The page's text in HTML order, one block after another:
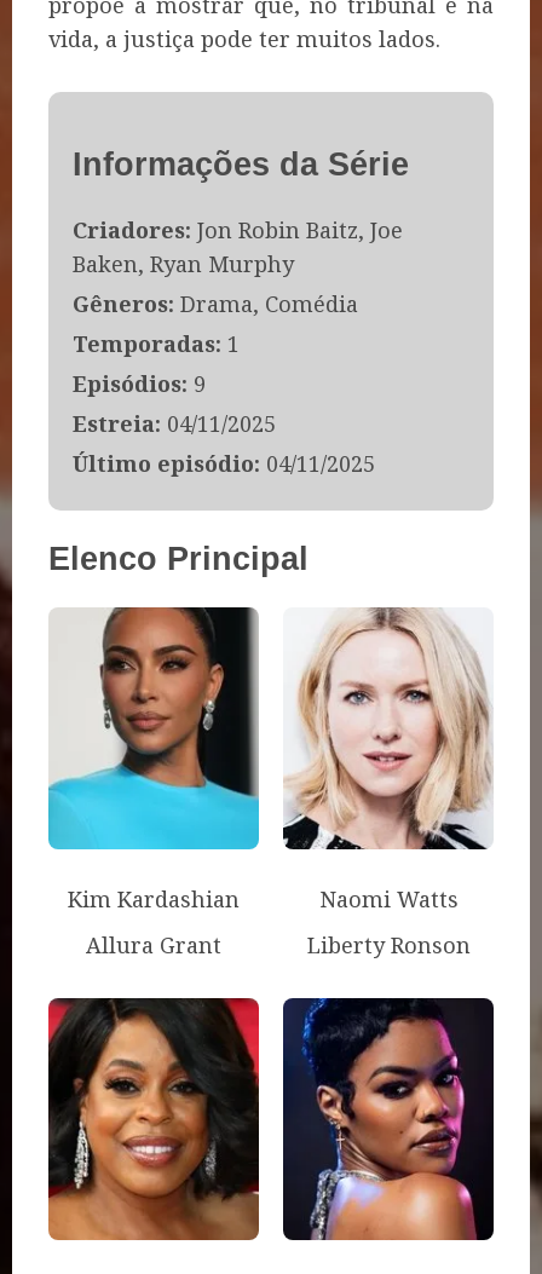
vida, a justiça pode ter muitos lados.
Informações da Série
Criadores: Jon Robin Baitz, Joe
Baken, Ryan Murphy
Gêneros: Drama, Comédia
Temporadas: 1
Episódios: 9
Estreia: 04/11/2025
Último episódio: 04/11/2025
Elenco Principal
Kim Kardashian
Allura Grant
Naomi Watts
Liberty Ronson